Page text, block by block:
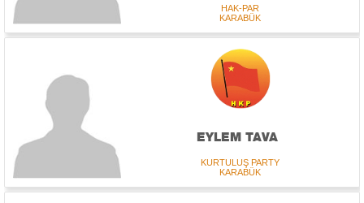
HAK-PAR
KARABÜK
EYLEM TAVA
KURTULUŞ PARTY
KARABÜK